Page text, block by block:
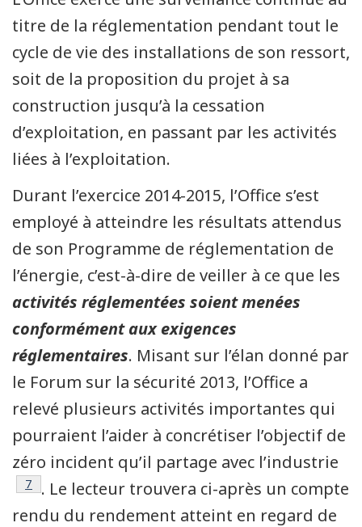
titre de la réglementation pendant tout le
cycle de vie des installations de son ressort,
soit de la proposition du projet à sa
construction jusqu’à la cessation
d’exploitation, en passant par les activités
liées à l’exploitation.
Durant l’exercice 2014-2015, l’Office s’est
employé à atteindre les résultats attendus
de son Programme de réglementation de
l’énergie, c’est-à-dire de veiller à ce que les
activités réglementées soient menées
conformément aux exigences
réglementaires. Misant sur l’élan donné par
le Forum sur la sécurité 2013, l’Office a
relevé plusieurs activités importantes qui
pourraient l’aider à concrétiser l’objectif de
zéro incident qu’il partage avec l’industrie
Note de bas de page
7
. Le lecteur trouvera ci-après un compte
rendu du rendement atteint en regard de